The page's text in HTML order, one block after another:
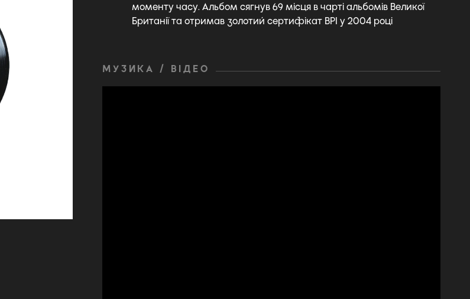
моменту часу. Альбом сягнув 69 місця в чарті альбомів Великої
Британії та отримав золотий сертифікат BPI у 2004 році
МУЗИКА / ВІДЕО